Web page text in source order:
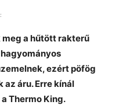
a hűtött rakterű
ezért pöfög
áru. Erre kínál
Thermo King.